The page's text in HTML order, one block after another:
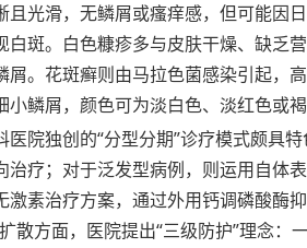
且光滑，无鳞屑或瘙痒感，但可能因
白斑。白色糠疹多与皮肤干燥、缺乏
屑。花斑癣则由马拉色菌感染引起，
小鳞屑，颜色可为淡白色、淡红色或褐
医院独创的“分型分期”诊疗模式颇具
治疗；对于泛发型病例，则运用自体
激素治疗方案，通过外用钙调磷酸酶
散方面，医院提出“三级防护”理念